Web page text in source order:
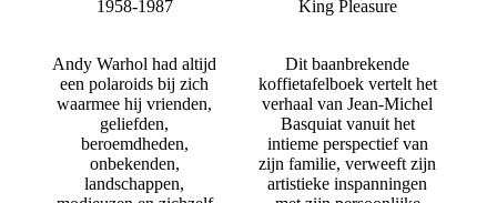
1958-1987
Andy Warhol had altijd
een polaroids bij zich
waarmee hij vrienden,
geliefden,
beroemdheden,
onbekenden,
landschappen,
King Pleasure
Dit baanbrekende
koffietafelboek vertelt het
verhaal van Jean-Michel
Basquiat vanuit het
intieme perspectief van
zijn familie, verweeft zijn
artistieke inspanningen